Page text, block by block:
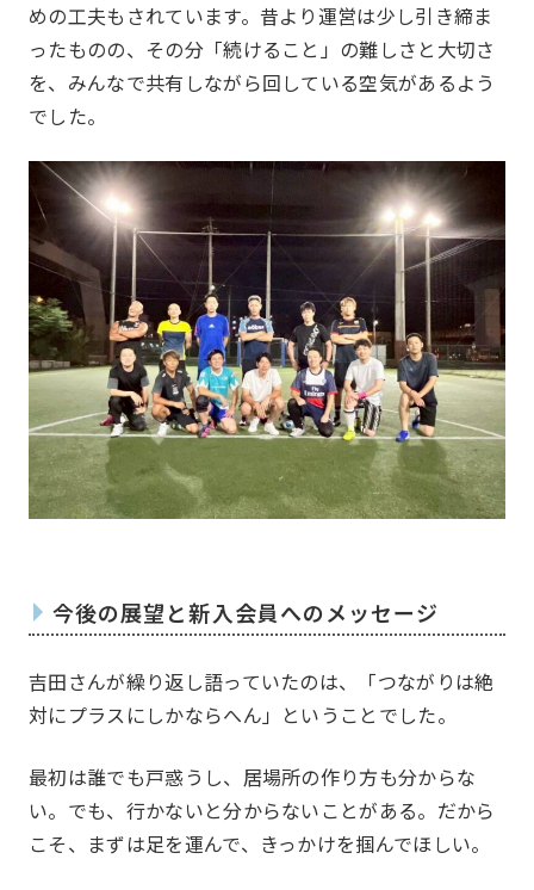
めの工夫もされています。昔より運営は少し引き締ま
ったものの、その分「続けること」の難しさと大切さ
を、みんなで共有しながら回している空気があるよう
でした。
今後の展望と新入会員へのメッセージ
吉田さんが繰り返し語っていたのは、「つながりは絶
対にプラスにしかならへん」ということでした。
最初は誰でも戸惑うし、居場所の作り方も分からな
い。でも、行かないと分からないことがある。だから
こそ、まずは足を運んで、きっかけを掴んでほしい。